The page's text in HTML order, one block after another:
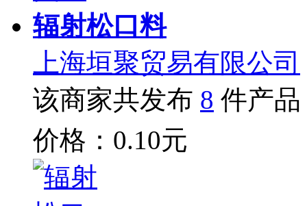
辐射松口料
上海垣聚贸易有限公司
该商家共发布 8 件产品
价格：0.10元